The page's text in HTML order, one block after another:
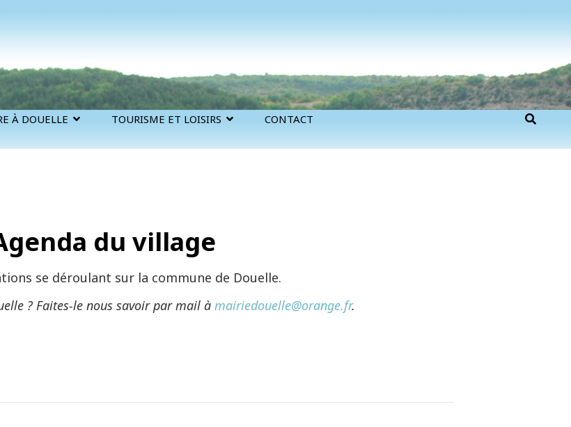
À DOUELLE TOURISME ET LOISIRS CONTACT
du village
se déroulant sur la commune de Douelle.
? Faites-le nous savoir par mail à mairiedouelle@orange.fr.